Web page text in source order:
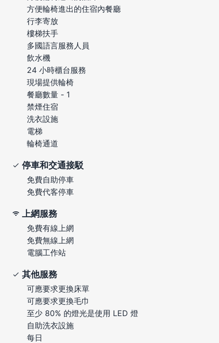
方便輪椅進出的住宿內餐廳
行李寄放
樓梯扶手
多國語言服務人員
飲水機
24 小時櫃台服務
現場提供輪椅
餐廳數量 - 1
禁煙住宿
洗衣設施
電梯
輪椅通道
停車和交通接駁
免費自助停車
免費代客停車
上網服務
免費有線上網
免費無線上網
電腦工作站
其他服務
可應要求更換床單
可應要求更換毛巾
至少 80% 的燈光是使用 LED 燈
自助洗衣設施
每日